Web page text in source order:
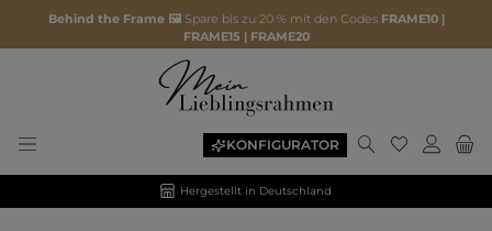
Behind the Frame 🖼️ Spare bis zu 20 % mit den Codes FRAME10 |
FRAME15 | FRAME20
KONFIGURATOR
Hergestellt in Deutschland